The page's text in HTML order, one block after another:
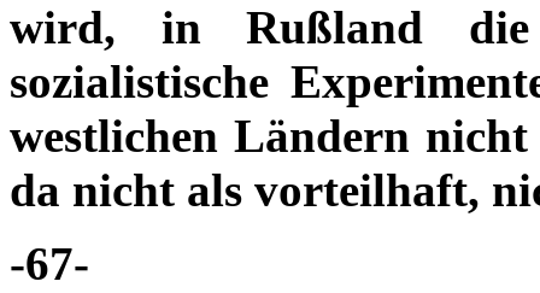
wird, in Rußland die
sozialistische
westlichen Ländern
da nicht als vorteilhaft,
-67-